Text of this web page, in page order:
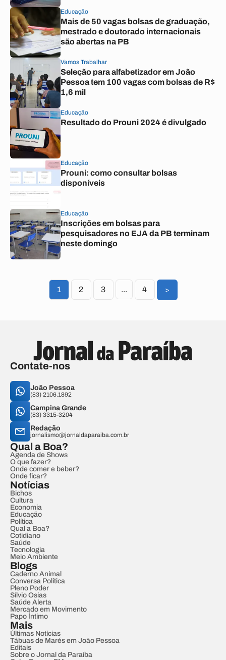
Educação
Mais de 50 vagas bolsas de graduação,
mestrado e doutorado internacionais
são abertas na PB
Vamos Trabalhar
Seleção para alfabetizador em João
Pessoa tem 100 vagas com bolsas de R$
1,6 mil
Educação
Resultado do Prouni 2024 é divulgado
Educação
Prouni: como consultar bolsas
disponíveis
Educação
Inscrições em bolsas para
pesquisadores no EJA da PB terminam
neste domingo
1 2 3 ... 4 >
Contate-nos
João Pessoa
(83) 2106.1892
Campina Grande
(83) 3315-3204
Redação
jornalismo@jornaldaparaiba.com.br
Qual a Boa?
Agenda de Shows
O que fazer?
Onde comer e beber?
Onde ficar?
Notícias
Bichos
Cultura
Economia
Educação
Política
Qual a Boa?
Cotidiano
Saúde
Tecnologia
Meio Ambiente
Blogs
Caderno Animal
Conversa Política
Pleno Poder
Sílvio Osias
Saúde Alerta
Mercado em Movimento
Papo Íntimo
Mais
Últimas Notícias
Tábuas de Marés em João Pessoa
Editais
Sobre o Jornal da Paraíba